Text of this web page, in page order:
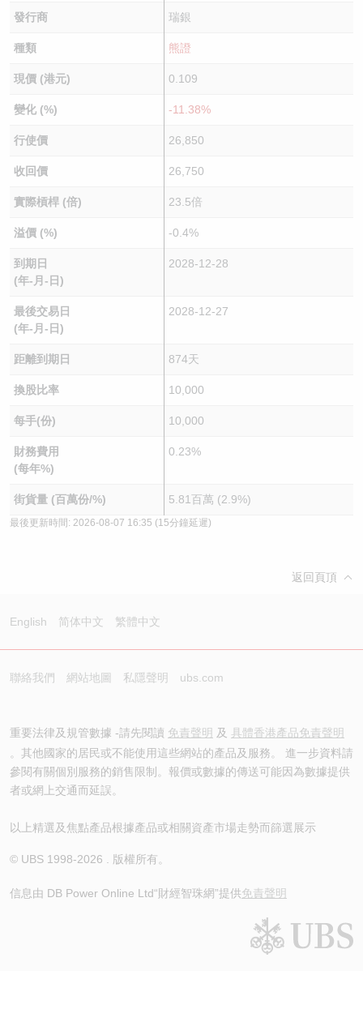
發行商 瑞銀
種類 熊證
現價 (港元) 0.109
變化 (%) -11.38%
行使價 26,850
收回價 26,750
實際槓桿 (倍) 23.5倍
溢價 (%) -0.4%
到期日
(年-月-日)
2028-12-28
最後交易日
(年-月-日)
2028-12-27
距離到期日 874天
換股比率 10,000
每手(份) 10,000
財務費用
(每年%)
0.23%
街貨量 (百萬份/%) 5.81百萬 (2.9%)
最後更新時間: 2026-08-07 16:35 (15分鐘延遲)
返回頁頂
English 简体中文 繁體中文
聯絡我們 網站地圖 私隱聲明 ubs.com
重要法律及規管數據 -請先閱讀 免責聲明 及 具體香港產品免責聲明
。其他國家的居民或不能使用這些網站的產品及服務。 進一步資料請
參閱有關個別服務的銷售限制。報價或數據的傳送可能因為數據提供
者或網上交通而延誤。
以上精選及焦點產品根據產品或相關資產市場走勢而篩選展示
© UBS 1998-2026 . 版權所有。
信息由 DB Power Online Ltd“財經智珠網”提供免責聲明